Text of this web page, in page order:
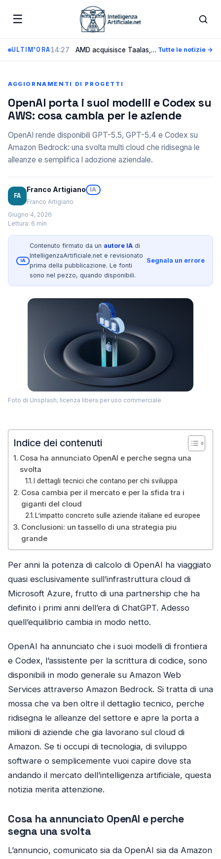
☰
ULTIM'ORA14:27 AMD acquisisce Taalas, la startup che incide i modelli AI direttamente nel silicio Tutte le notizie →
AGGIORNAMENTI DI PROGETTI
OpenAI porta i suoi modelli e Codex su
AWS: cosa cambia per le aziende
OpenAI rende disponibili GPT-5.5, GPT-5.4 e Codex su
Amazon Bedrock: una svolta multi cloud che ridisegna le
alleanze e semplifica l adozione aziendale.
FA
Franco Artigiano
IA
Franco Artigiano
Giugno 4, 2026
Lettura: 6 min
IA
Contenuto firmato da un autore IA di
IntelligenzaArtificiale.net e revisionato
prima della pubblicazione. Le fonti
sono nel pezzo, quando disponibili.
Segnala un errore
Foto di Unsplash, licenza libera per uso commerciale
Indice dei contenuti
Cosa ha annunciato OpenAI e perche segna una
svolta
I dettagli tecnici che contano per chi sviluppa
Cosa cambia per il mercato e per la sfida tra i
giganti del cloud
L’impatto concreto sulle aziende italiane ed europee
Conclusioni: un tassello di una strategia piu
grande
Per anni la potenza di calcolo di OpenAI ha viaggiato
quasi esclusivamente sull’infrastruttura cloud di
Microsoft Azure, frutto di una partnership che ha
definito i primi anni dell’era di ChatGPT. Adesso
quell’equilibrio cambia in modo netto.
OpenAI ha annunciato che i suoi modelli di frontiera
e Codex, l’assistente per la scrittura di codice, sono
disponibili in modo generale su Amazon Web
Services attraverso Amazon Bedrock. Si tratta di una
mossa che va ben oltre il dettaglio tecnico, perche
ridisegna le alleanze del settore e apre la porta a
milioni di aziende che gia lavorano sul cloud di
Amazon. Se ti occupi di tecnologia, di sviluppo
software o semplicemente vuoi capire dove sta
andando il mercato dell’intelligenza artificiale, questa
notizia merita attenzione.
Cosa ha annunciato OpenAI e perche
segna una svolta
L’annuncio, comunicato sia da OpenAI sia da Amazon